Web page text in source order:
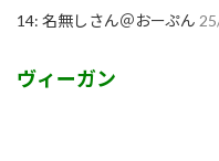
14: 名無しさん＠おーぷん
ヴィーガン